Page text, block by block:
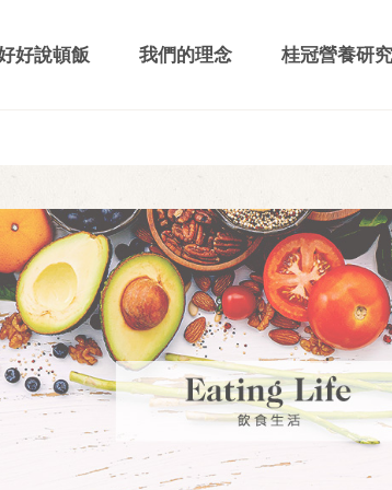
好說頓飯 我們的理念 桂冠營養研